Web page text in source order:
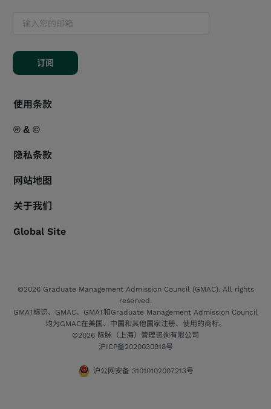
订阅
使用条款
® & ©
隐私条款
网站地图
关于我们
Global Site
©2026 Graduate Management Admission Council (GMAC). All rights
reserved.
GMAT标识、GMAC、GMAT和Graduate Management Admission Council
均为GMAC在美国、中国和其他国家注册、使用的商标。
©2026 际脉（上海）管理咨询有限公司
沪ICP备2020030918号
沪公网安备 31010102007213号